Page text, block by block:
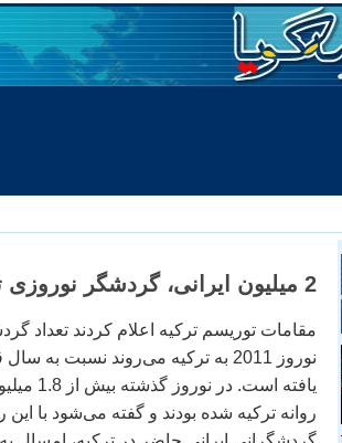
2 میلیون ایرانی، گردشگر نوروزی تركیه، میراث فرهنگی
مقامات توریسم تركیه اعلام كردند تعداد
نوروز 2011 به تركیه می‌روند نسبت
یافته است.
روانه تركیه شده‌ بودند و گفته می‌شود با این